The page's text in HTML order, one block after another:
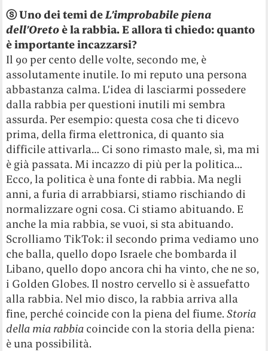
ⓢ Uno dei temi deL’improbabile piena
dell’Oretoè la rabbia. E allora ti chiedo: quanto
è importante incazzarsi?
Il 90 per cento delle volte, secondo me, è
assolutamente inutile. Io mi reputo una persona
abbastanza calma. L’idea di lasciarmi possedere
dalla rabbia per questioni inutili mi sembra
assurda. Per esempio: questa cosa che ti dicevo
prima, della firma elettronica, di quanto sia
difficile attivarla… Ci sono rimasto male, sì, ma mi
è già passata. Mi incazzo di più per la politica…
Ecco, la politica è una fonte di rabbia. Ma negli
anni, a furia di arrabbiarsi, stiamo rischiando di
normalizzare ogni cosa. Ci stiamo abituando. E
anche la mia rabbia, se vuoi, si sta abituando.
Scrolliamo TikTok: il secondo prima vediamo uno
che balla, quello dopo Israele che bombarda il
Libano, quello dopo ancora chi ha vinto, che ne so,
i Golden Globes. Il nostro cervello si è assuefatto
alla rabbia. Nel mio disco, la rabbia arriva alla
fine, perché coincide con la piena del fiume.Storia
della mia rabbia coincide con la storia della piena:
è una possibilità.